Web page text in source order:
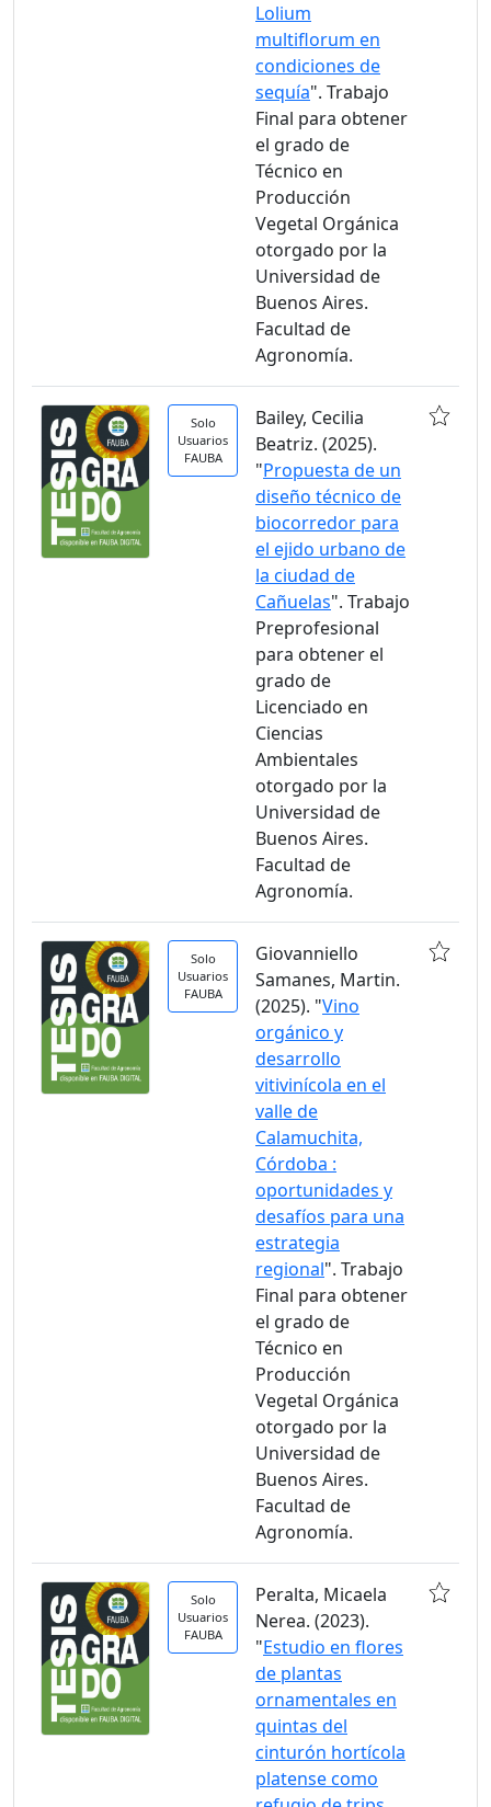
Lolium
multiflorum en
condiciones de
sequía". Trabajo
Final para obtener
el grado de
Técnico en
Producción
Vegetal Orgánica
otorgado por la
Universidad de
Buenos Aires.
Facultad de
Agronomía.
Solo
Usuarios
FAUBA
Bailey, Cecilia
Beatriz. (2025).
"Propuesta de un
diseño técnico de
biocorredor para
el ejido urbano de
la ciudad de
Cañuelas". Trabajo
Preprofesional
para obtener el
grado de
Licenciado en
Ciencias
Ambientales
otorgado por la
Universidad de
Buenos Aires.
Facultad de
Agronomía.
Solo
Usuarios
FAUBA
Giovanniello
Samanes, Martin.
(2025). "Vino
orgánico y
desarrollo
vitivinícola en el
valle de
Calamuchita,
Córdoba :
oportunidades y
desafíos para una
estrategia
regional". Trabajo
Final para obtener
el grado de
Técnico en
Producción
Vegetal Orgánica
otorgado por la
Universidad de
Buenos Aires.
Facultad de
Agronomía.
Solo
Usuarios
FAUBA
Peralta, Micaela
Nerea. (2023).
"Estudio en flores
de plantas
ornamentales en
quintas del
cinturón hortícola
platense como